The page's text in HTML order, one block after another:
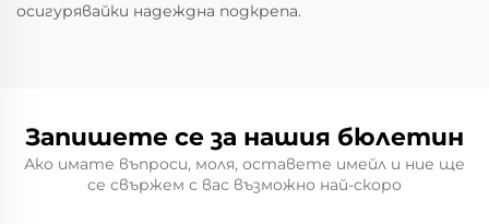
осигурявайки надеждна подкрепа.
Запишете се за нашия бюлетин
Ако имате въпроси, моля, оставете имейл и ние ще
се свържем с вас възможно най-скоро